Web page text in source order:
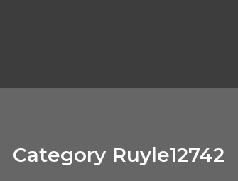
Category Ruyle12742